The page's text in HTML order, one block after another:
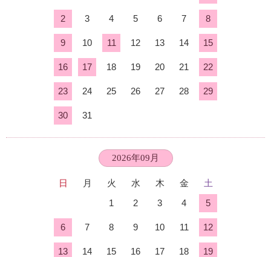
2 3 4 5 6 7 8
9 10 11 12 13 14 15
16 17 18 19 20 21 22
23 24 25 26 27 28 29
30 31
2026年09月
日 月 火 水 木 金
土
1
2 3 4 5
6 7 8 9 10 11 12
13 14 15 16 17 18 19